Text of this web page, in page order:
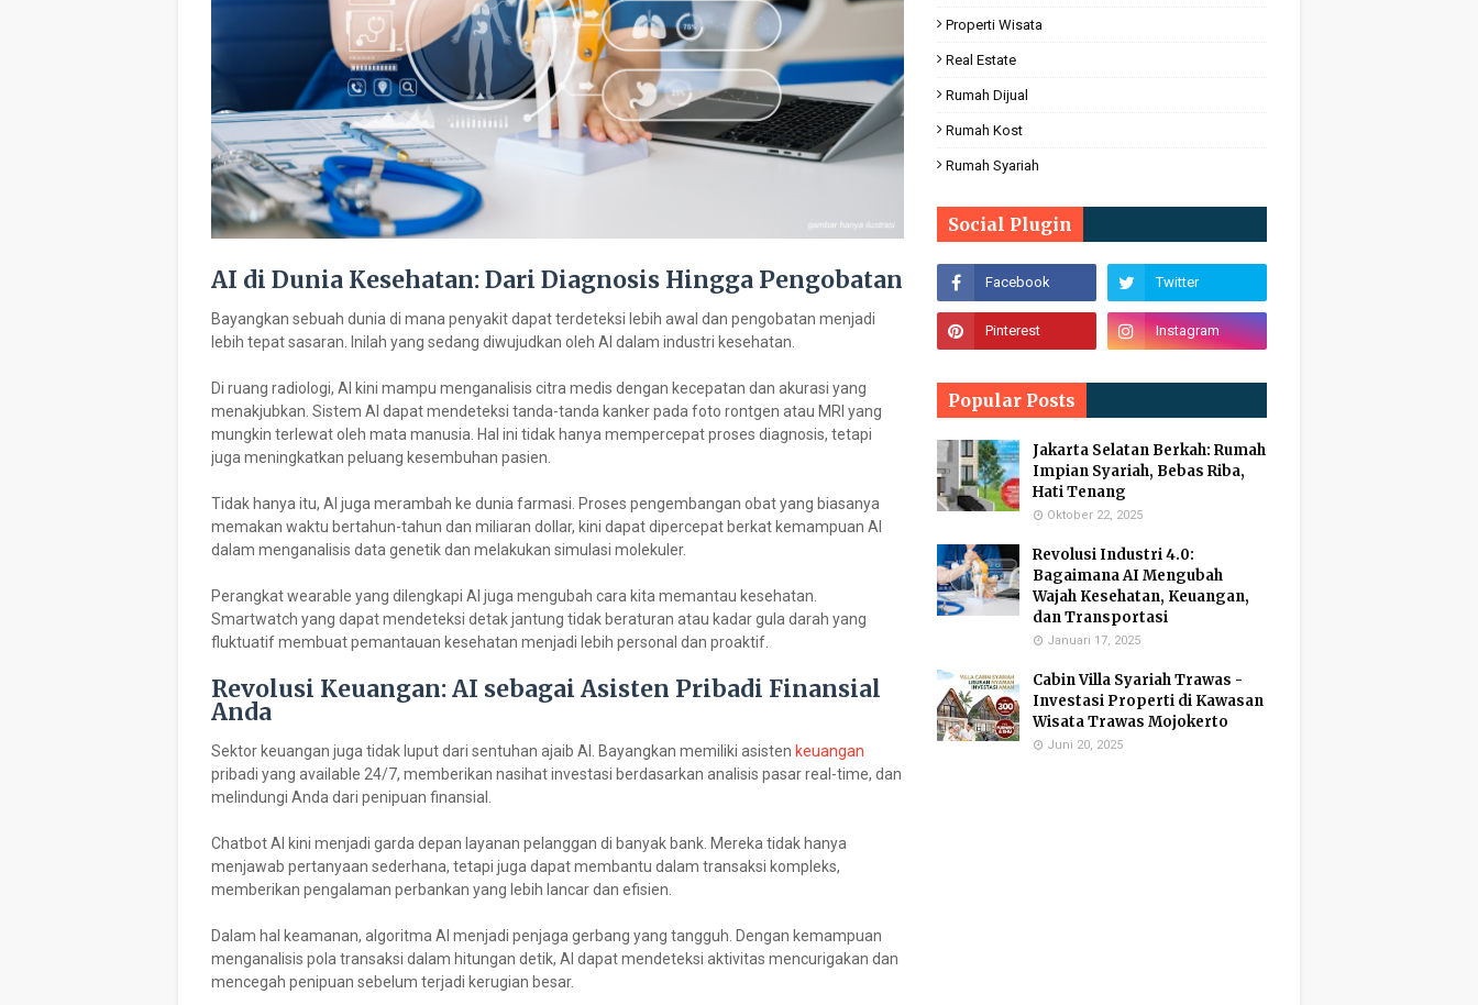
AI di Dunia Kesehatan: Dari Diagnosis Hingga Pengobatan
Bayangkan sebuah dunia di mana penyakit dapat terdeteksi lebih awal dan pengobatan menjadi
lebih tepat sasaran. Inilah yang sedang diwujudkan oleh AI dalam industri kesehatan.
Di ruang radiologi, AI kini mampu menganalisis citra medis dengan kecepatan dan akurasi yang
menakjubkan. Sistem AI dapat mendeteksi tanda-tanda kanker pada foto rontgen atau MRI yang
mungkin terlewat oleh mata manusia. Hal ini tidak hanya mempercepat proses diagnosis, tetapi
juga meningkatkan peluang kesembuhan pasien.
Tidak hanya itu, AI juga merambah ke dunia farmasi. Proses pengembangan obat yang biasanya
memakan waktu bertahun-tahun dan miliaran dollar, kini dapat dipercepat berkat kemampuan AI
dalam menganalisis data genetik dan melakukan simulasi molekuler.
Perangkat wearable yang dilengkapi AI juga mengubah cara kita memantau kesehatan.
Smartwatch yang dapat mendeteksi detak jantung tidak beraturan atau kadar gula darah yang
fluktuatif membuat pemantauan kesehatan menjadi lebih personal dan proaktif.
Revolusi Keuangan: AI sebagai Asisten Pribadi Finansial
Anda
Sektor keuangan juga tidak luput dari sentuhan ajaib AI. Bayangkan memiliki asisten keuangan
pribadi yang available 24/7, memberikan nasihat investasi berdasarkan analisis pasar real-time, dan
melindungi Anda dari penipuan finansial.
Chatbot AI kini menjadi garda depan layanan pelanggan di banyak bank. Mereka tidak hanya
menjawab pertanyaan sederhana, tetapi juga dapat membantu dalam transaksi kompleks,
memberikan pengalaman perbankan yang lebih lancar dan efisien.
Dalam hal keamanan, algoritma AI menjadi penjaga gerbang yang tangguh. Dengan kemampuan
menganalisis pola transaksi dalam hitungan detik, AI dapat mendeteksi aktivitas mencurigakan dan
mencegah penipuan sebelum terjadi kerugian besar.
Properti Wisata
Real Estate
Rumah Dijual
Rumah Kost
Rumah Syariah
Social Plugin
Popular Posts
Jakarta Selatan Berkah: Rumah
Impian Syariah, Bebas Riba,
Hati Tenang
Oktober 22, 2025
Revolusi Industri 4.0:
Bagaimana AI Mengubah
Wajah Kesehatan, Keuangan,
dan Transportasi
Januari 17, 2025
Cabin Villa Syariah Trawas -
Investasi Properti di Kawasan
Wisata Trawas Mojokerto
Juni 20, 2025